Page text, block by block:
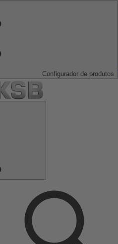
Configurador de produtos